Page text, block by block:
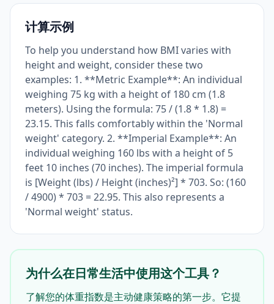
计算示例
To help you understand how BMI varies with
height and weight, consider these two
examples: 1. **Metric Example**: An individual
weighing 75 kg with a height of 180 cm (1.8
meters). Using the formula: 75 / (1.8 * 1.8) =
23.15. This falls comfortably within the 'Normal
weight' category. 2. **Imperial Example**: An
individual weighing 160 lbs with a height of 5
feet 10 inches (70 inches). The imperial formula
is [Weight (lbs) / Height (inches)²] * 703. So: (160
/ 4900) * 703 = 22.95. This also represents a
'Normal weight' status.
为什么在日常生活中使用这个工具？
了解您的体重指数是主动健康策略的第一步。它提